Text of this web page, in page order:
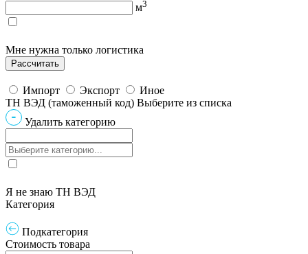
м3
Мне нужна только логистика
Импорт Экспорт
Иное
ТН ВЭД (таможенный код) Выберите из списка
Удалить категорию
Я не знаю ТН ВЭД
Категория
Подкатегория
Стоимость товара